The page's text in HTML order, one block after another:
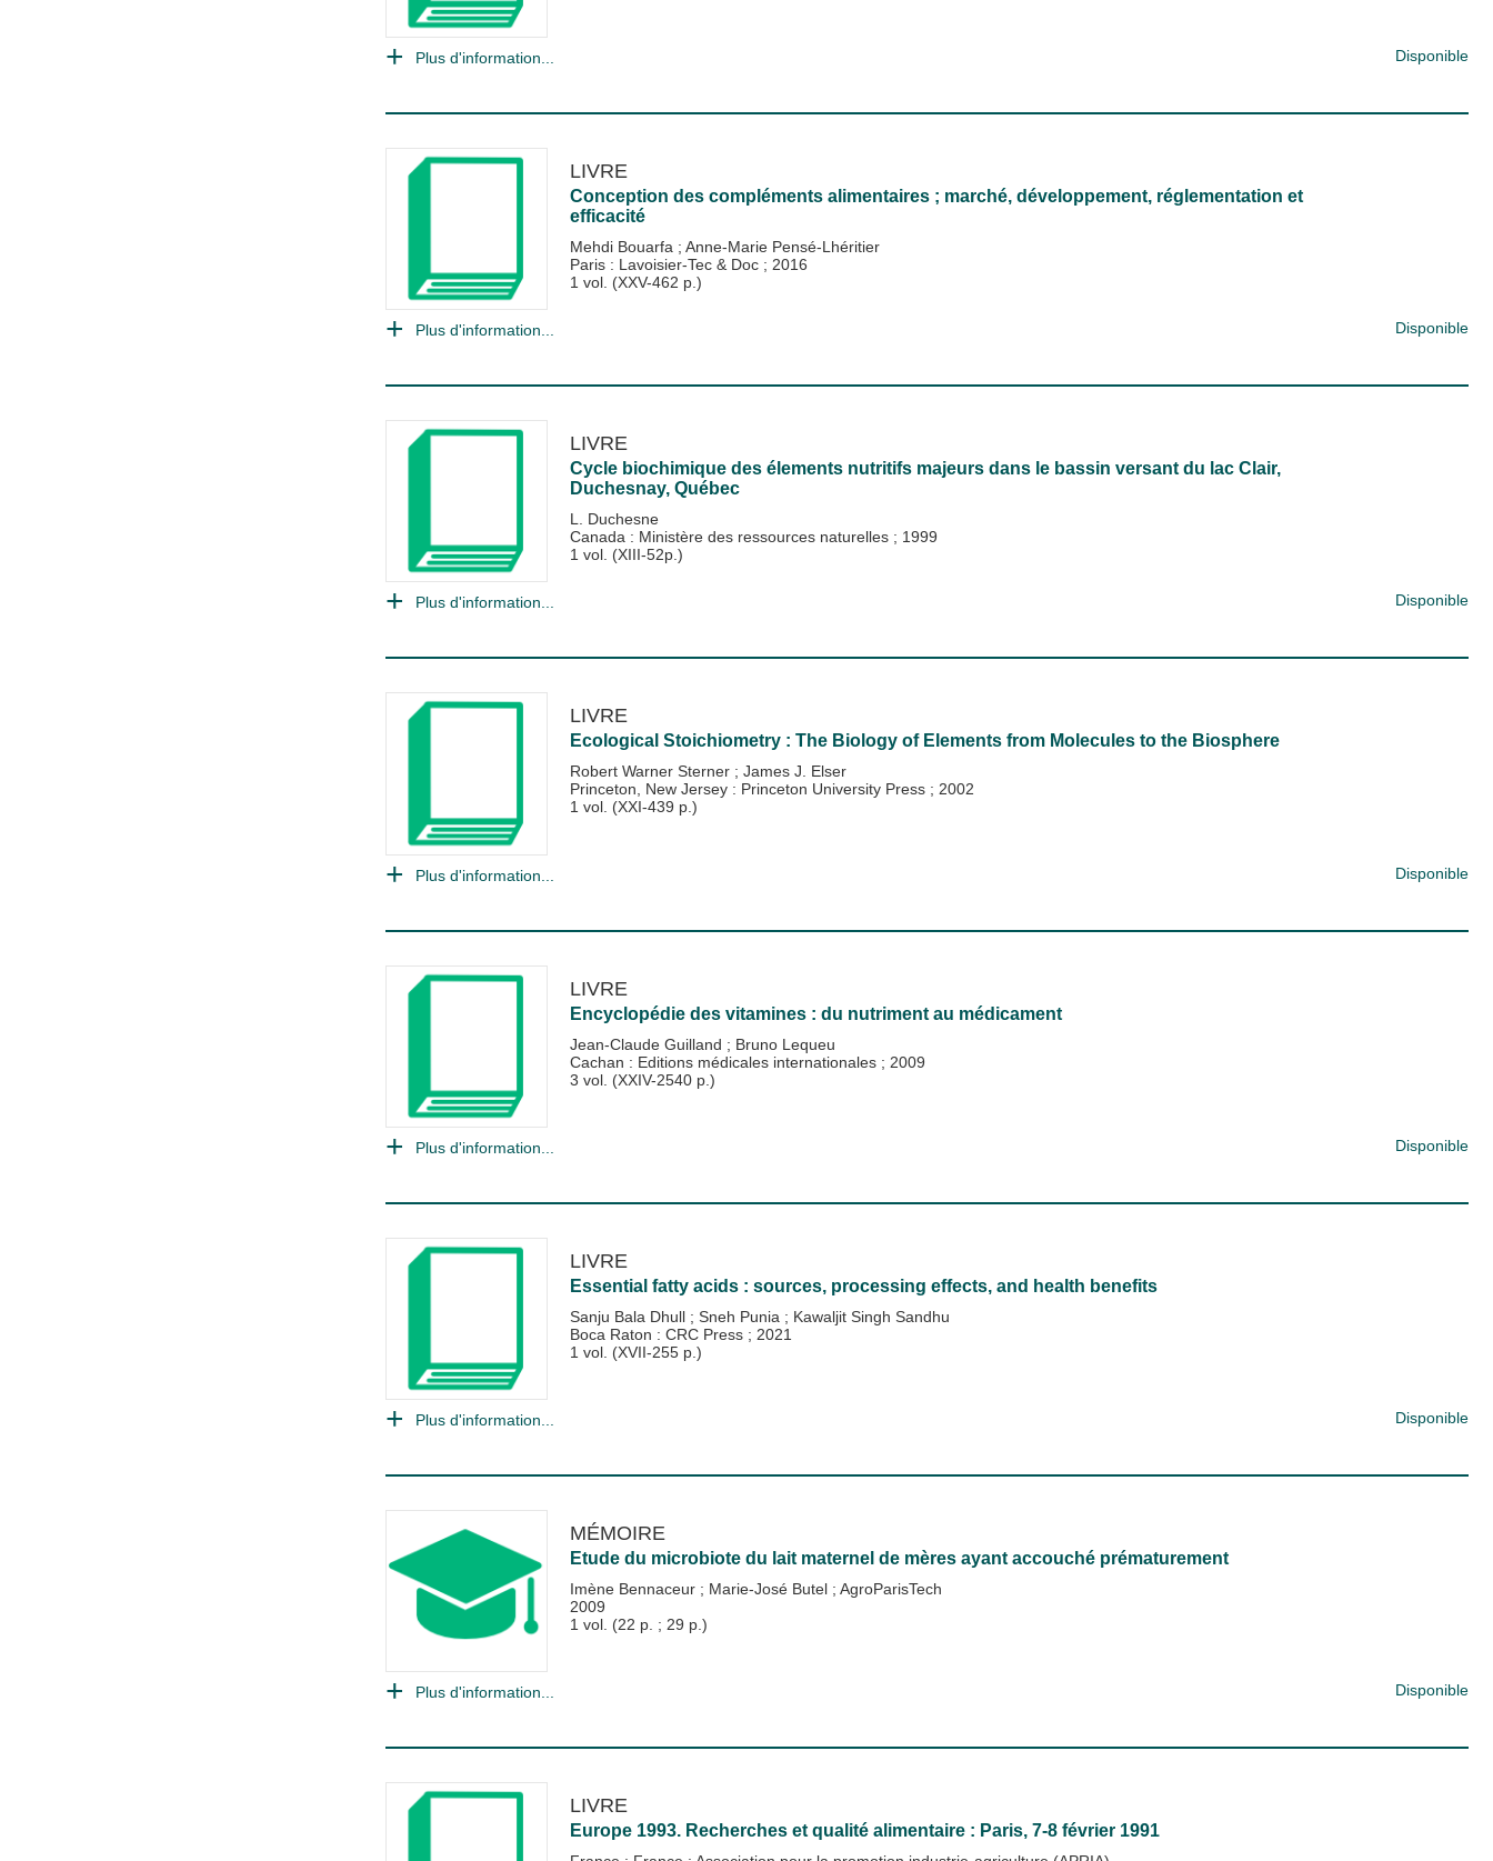
Plus d'information... Disponible
LIVRE
Conception des compléments alimentaires ; marché, développement, réglementation et
efficacité
Mehdi Bouarfa ; Anne-Marie Pensé-Lhéritier
Paris : Lavoisier-Tec & Doc ; 2016
1 vol. (XXV-462 p.)
Plus d'information... Disponible
LIVRE
Cycle biochimique des élements nutritifs majeurs dans le bassin versant du lac Clair,
Duchesnay, Québec
L. Duchesne
Canada : Ministère des ressources naturelles ; 1999
1 vol. (XIII-52p.)
Plus d'information... Disponible
LIVRE
Ecological Stoichiometry : The Biology of Elements from Molecules to the Biosphere
Robert Warner Sterner ; James J. Elser
Princeton, New Jersey : Princeton University Press ; 2002
1 vol. (XXI-439 p.)
Plus d'information... Disponible
LIVRE
Encyclopédie des vitamines : du nutriment au médicament
Jean-Claude Guilland ; Bruno Lequeu
Cachan : Editions médicales internationales ; 2009
3 vol. (XXIV-2540 p.)
Plus d'information... Disponible
LIVRE
Essential fatty acids : sources, processing effects, and health benefits
Sanju Bala Dhull ; Sneh Punia ; Kawaljit Singh Sandhu
Boca Raton : CRC Press ; 2021
1 vol. (XVII-255 p.)
Plus d'information... Disponible
MÉMOIRE
Etude du microbiote du lait maternel de mères ayant accouché prématurement
Imène Bennaceur ; Marie-José Butel ; AgroParisTech
2009
1 vol. (22 p. ; 29 p.)
Plus d'information... Disponible
LIVRE
Europe 1993. Recherches et qualité alimentaire : Paris, 7-8 février 1991